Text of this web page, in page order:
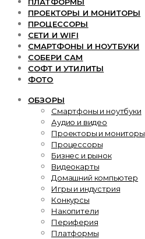
ПРОЕКТОРЫ И МОНИТОРЫ
ПРОЦЕССОРЫ
СЕТИ И WIFI
СМАРТФОНЫ И НОУТБУКИ
СОБЕРИ САМ
СОФТ И УТИЛИТЫ
ФОТО
ОБЗОРЫ
Смартфоны и ноутбуки
Аудио и видео
Проекторы и мониторы
Процессоры
Бизнес и рынок
Видеокарты
Домашний компьютер
Игры и индустрия
Конкурсы
Накопители
Периферия
Платформы